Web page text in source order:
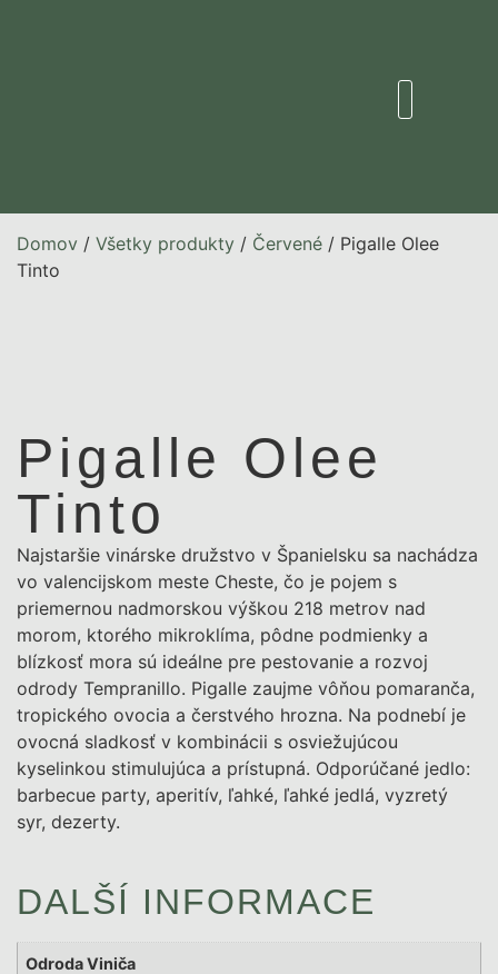
Domov / Všetky produkty / Červené / Pigalle Olee
Tinto
Pigalle Olee
Tinto
Najstaršie vinárske družstvo v Španielsku sa nachádza
vo valencijskom meste Cheste, čo je pojem s
priemernou nadmorskou výškou 218 metrov nad
morom, ktorého mikroklíma, pôdne podmienky a
blízkosť mora sú ideálne pre pestovanie a rozvoj
odrody Tempranillo. Pigalle zaujme vôňou pomaranča,
tropického ovocia a čerstvého hrozna. Na podnebí je
ovocná sladkosť v kombinácii s osviežujúcou
kyselinkou stimulujúca a prístupná. Odporúčané jedlo:
barbecue party, aperitív, ľahké, ľahké jedlá, vyzretý
syr, dezerty.
DALŠÍ INFORMACE
Odroda Viniča